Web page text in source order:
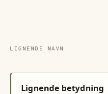
LIGNENDE NAVN
Lignende betydning